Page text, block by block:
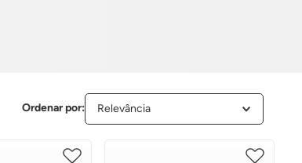
Relevância